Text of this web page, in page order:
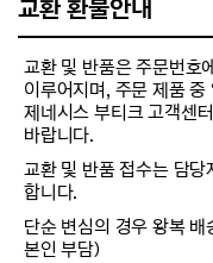
교환 환불안내
교환 및 반품은 주문번호
이루어지며, 주문 제품
제네시스 부티크 고객센
바랍니다.
교환 및 반품 접수는 담
합니다.
단순 변심의 경우 왕복
본인 부담)